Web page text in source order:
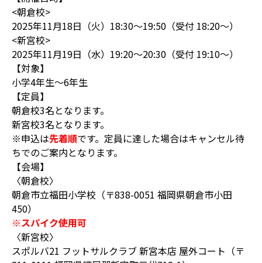
<朝倉校>
2025年11月18日（火）18:30～19:50（受付 18:20～）
<新宮校>
2025年11月19日（水）19:20～20:30（受付 19:10～）
【対象】
小学4年生～6年生
【定員】
朝倉校3名となります。
新宮校3名となります。
※申込は先着順です。定員に達した場合はキャンセル待
ちでのご案内となります。
【会場】
〈朝倉校〉
朝倉市立福田小学校（〒838-0051 福岡県朝倉市小田
450）
※スパイク使用可
〈新宮校〉
スポルバ21 フットサルクラブ 新宮本店 屋外コート（〒